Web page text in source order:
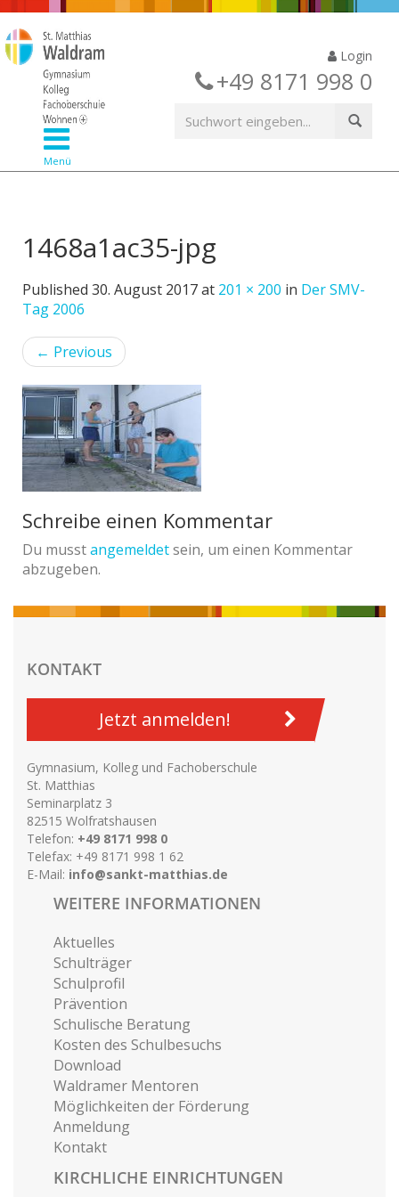
Login
+49 8171 998 0
Menü
1468a1ac35-jpg
Published 30. August 2017at 201 × 200 in Der SMV-
Tag 2006
← Previous
Schreibe einen Kommentar
Du musstangemeldetsein, um einen Kommentar
abzugeben.
KONTAKT
Jetzt anmelden!
Gymnasium, Kolleg und Fachoberschule
St. Matthias
Seminarplatz 3
82515 Wolfratshausen
Telefon: +49 8171 998 0
Telefax: +49 8171 998 1 62
E-Mail: info@sankt-matthias.de
WEITERE INFORMATIONEN
Aktuelles
Schulträger
Schulprofil
Prävention
Schulische Beratung
Kosten des Schulbesuchs
Download
Waldramer Mentoren
Möglichkeiten der Förderung
Anmeldung
Kontakt
KIRCHLICHE EINRICHTUNGEN